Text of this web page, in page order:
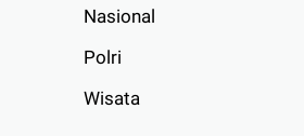
Nasional
Polri
Wisata